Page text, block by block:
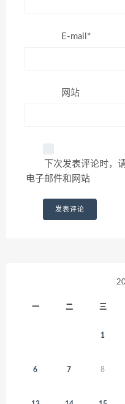
E-mail*
网站
下次发表评论时，
电子邮件和网站
一 二 三
1
6 7 8